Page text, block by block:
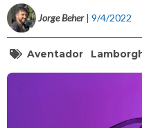
Jorge Beher | 9/4/2022
Aventador